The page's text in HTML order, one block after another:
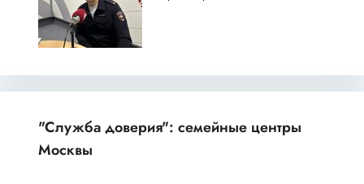
"Служба доверия": семейные центры
Москвы